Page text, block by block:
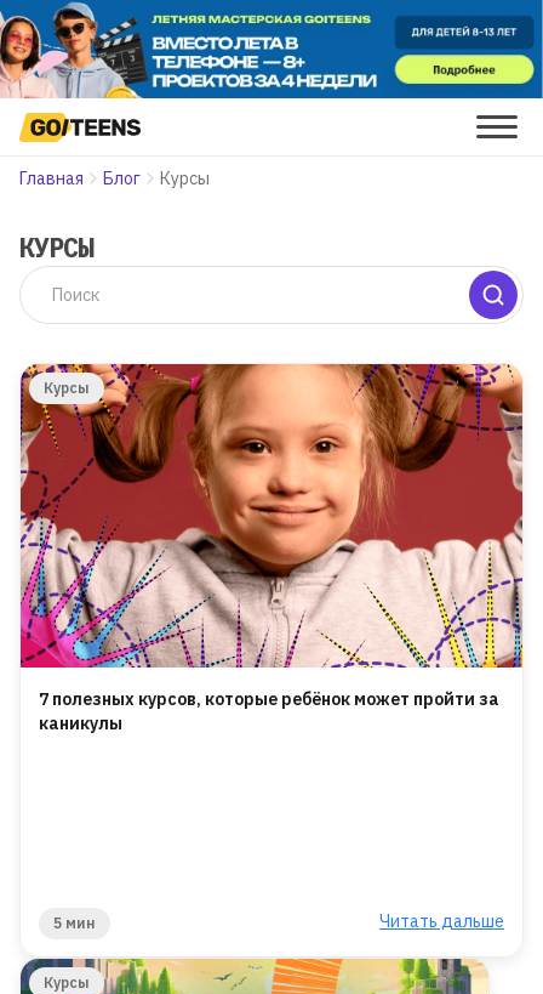
Главная Блог Курсы
КУРСЫ
Курсы
7 полезных курсов, которые ребёнок может пройти за
каникулы
5 мин Читать дальше
Курсы